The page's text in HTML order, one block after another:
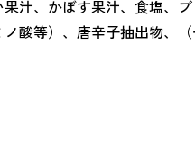
汁、かぼす果汁、食塩、
酸等）、唐辛子抽出物、（